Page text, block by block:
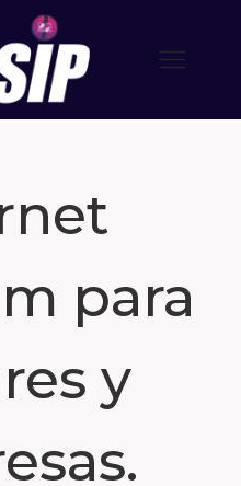
para
y